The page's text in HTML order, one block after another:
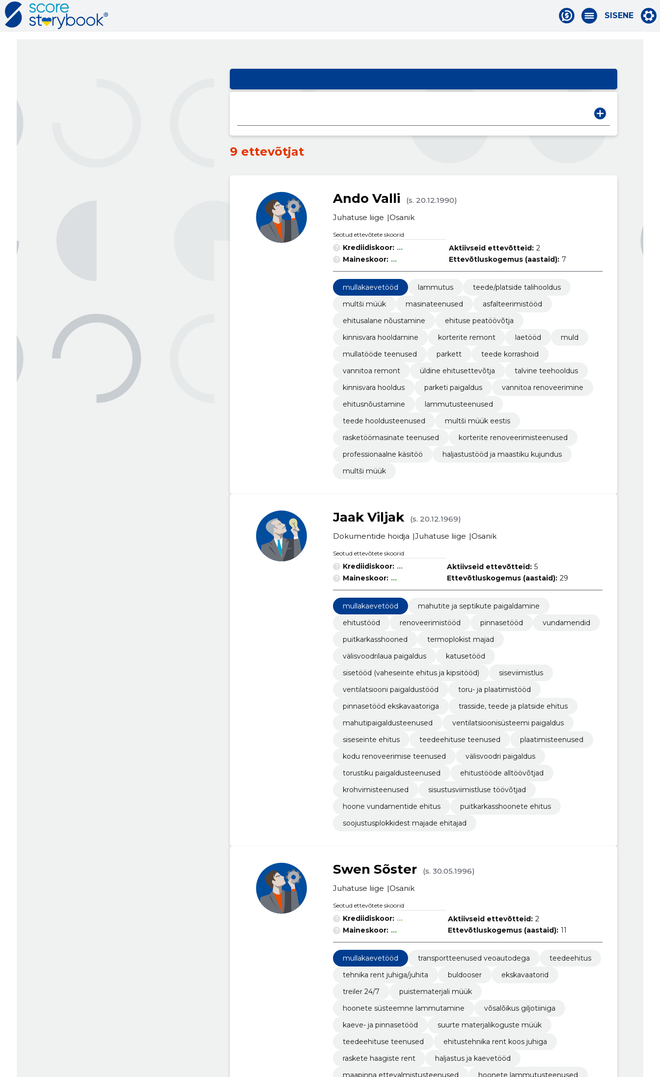
SISENE
9 ettevõtjat
Ando Valli
(s. 20.12.1990)
Juhatuse liige
Osanik
Seotud ettevõtete skoorid
Krediidiskoor: ...
Maineskoor: ...
Aktiivseid ettevõtteid: 2
Ettevõtluskogemus (aastaid): 7
mullakaevetööd lammutus
teede/platside talihooldus
multši müük
masinateenused
asfalteerimistööd
ehitusalane nõustamine
ehituse peatöövõtja
kinnisvara hooldamine
korterite remont laetööd
muld
mullatööde teenused
parkett
teede korrashoid
vannitoa remont
üldine ehitusettevõtja
talvine teehooldus
kinnisvara hooldus
parketi paigaldus
vannitoa renoveerimine
ehitusnõustamine
lammutusteenused
teede hooldusteenused
multši müük eestis
rasketöömasinate teenused
korterite renoveerimisteenused
professionaalne käsitöö
haljastustööd ja maastiku kujundus
multši müük
Jaak Viljak
(s. 20.12.1969)
Dokumentide hoidja
Juhatuse liige Osanik
Seotud ettevõtete skoorid
Krediidiskoor: ...
Maineskoor: ...
Aktiivseid ettevõtteid: 5
Ettevõtluskogemus (aastaid): 29
mullakaevetööd
mahutite ja septikute paigaldamine
ehitustööd
renoveerimistööd pinnasetööd
vundamendid
puitkarkasshooned
termoplokist majad
välisvoodrilaua paigaldus
katusetööd
sisetööd (vaheseinte ehitus ja kipsitööd)
siseviimistlus
ventilatsiooni paigaldustööd
toru- ja plaatimistööd
pinnasetööd ekskavaatoriga
trasside, teede ja platside ehitus
mahutipaigaldusteenused
ventilatsioonisüsteemi paigaldus
siseseinte ehitus
teedeehituse teenused
plaatimisteenused
kodu renoveerimise teenused
välisvoodri paigaldus
torustiku paigaldusteenused
ehitustööde alltöövõtjad
krohvimisteenused
sisustusviimistluse töövõtjad
hoone vundamentide ehitus
puitkarkasshoonete ehitus
soojustusplokkidest majade ehitajad
Swen Sõster
(s. 30.05.1996)
Juhatuse liige
Osanik
Seotud ettevõtete skoorid
Krediidiskoor: ...
Maineskoor: ...
Aktiivseid ettevõtteid: 2
Ettevõtluskogemus (aastaid): 11
mullakaevetööd transportteenused veoautodega
teedeehitus
tehnika rent juhiga/juhita
buldooser
ekskavaatorid
treiler 24/7
puistematerjali müük
hoonete süsteemne lammutamine
võsalõikus giljotiiniga
kaeve- ja pinnasetööd
suurte materjalikoguste müük
teedeehituse teenused
ehitustehnika rent koos juhiga
raskete haagiste rent
haljastus ja kaevetööd
maapinna ettevalmistusteenused
hoonete lammutusteenused